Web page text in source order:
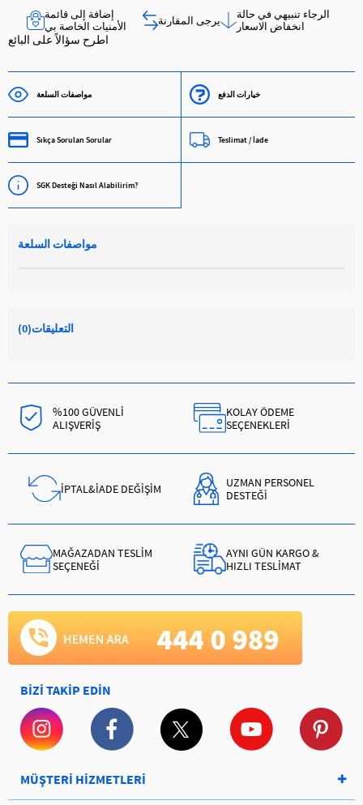
إضافة إلى قائمة
الأمنيات الخاصة بي
يرجى المقارنة
الرجاء تنبيهي في حالة
انخفاض الاسعار
اطرح سؤالاً على البائع
مواصفات السلعة خيارات الدفع
Sıkça Sorulan Sorular Teslimat / İade
SGK Desteği Nasıl Alabilirim?
مواصفات السلعة
التعليقات(0)
%100 GÜVENLİ
ALIŞVERİŞ
KOLAY ÖDEME
SEÇENEKLERİ
İPTAL&İADE DEĞİŞİM
UZMAN PERSONEL
DESTEĞİ
MAĞAZADAN TESLİM
SEÇENEĞİ
AYNI GÜN KARGO &
HIZLI TESLİMAT
BİZİ TAKİP EDİN
MÜŞTERİ HİZMETLERİ